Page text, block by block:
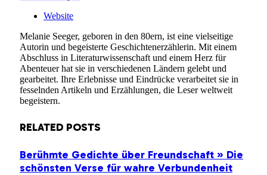
Website
Melanie Seeger, geboren in den 80ern, ist eine vielseitige
Autorin und begeisterte Geschichtenerzählerin. Mit einem
Abschluss in Literaturwissenschaft und einem Herz für
Abenteuer hat sie in verschiedenen Ländern gelebt und
gearbeitet. Ihre Erlebnisse und Eindrücke verarbeitet sie in
fesselnden Artikeln und Erzählungen, die Leser weltweit
begeistern.
RELATED POSTS
Berühmte Gedichte über Freundschaft » Die
schönsten Verse für wahre Verbundenheit